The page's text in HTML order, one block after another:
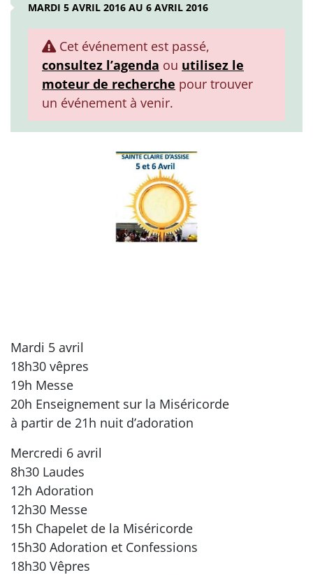
MARDI 5 AVRIL 2016 AU 6 AVRIL 2016
Cet événement est passé,
consultez l’agenda ou utilisez le
moteur de recherche pour trouver
un événement à venir.
Mardi 5 avril
18h30 vêpres
19h Messe
20h Enseignement sur la Miséricorde
à partir de 21h nuit d’adoration
Mercredi 6 avril
8h30 Laudes
12h Adoration
12h30 Messe
15h Chapelet de la Miséricorde
15h30 Adoration et Confessions
18h30 Vêpres